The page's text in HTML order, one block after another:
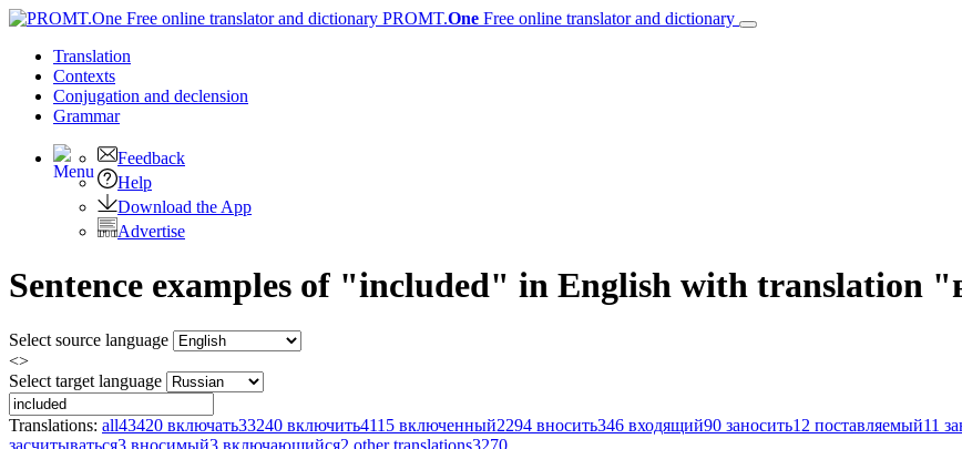
PROMT.One Free online translator and dictionary
Translation
Contexts
Conjugation and declension
Grammar
Feedback
Help
Download the App
Advertise
Sentence examples of "included" in English with translation
Select source language
<>
Select target language
Translations: all43420 включать33240 включить4115 включенный2294 вносить346 входящий90 заносить12 поставляемый11
засчитываться3 вносимый3 включающийся2 other translations3270